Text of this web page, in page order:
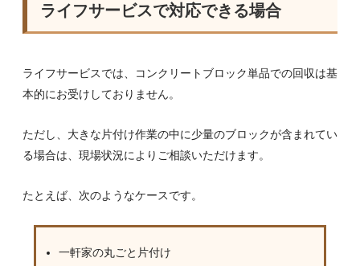
ライフサービスで対応できる場合
ライフサービスでは、コンクリートブロック単品での回収は基
本的にお受けしておりません。
ただし、大きな片付け作業の中に少量のブロックが含まれてい
る場合は、現場状況によりご相談いただけます。
たとえば、次のようなケースです。
一軒家の丸ごと片付け